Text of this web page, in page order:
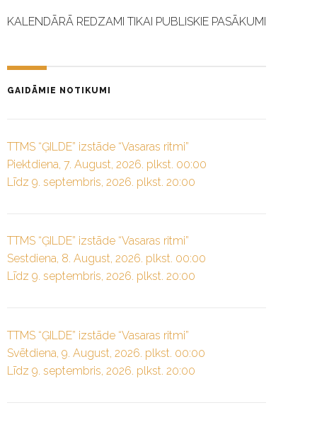
KALENDĀRĀ REDZAMI TIKAI PUBLISKIE PASĀKUMI
GAIDĀMIE NOTIKUMI
TTMS “ĢILDE” izstāde “Vasaras ritmi”
Piektdiena, 7. August, 2026. plkst. 00:00
Līdz 9. septembris, 2026. plkst. 20:00
TTMS “ĢILDE” izstāde “Vasaras ritmi”
Sestdiena, 8. August, 2026. plkst. 00:00
Līdz 9. septembris, 2026. plkst. 20:00
TTMS “ĢILDE” izstāde “Vasaras ritmi”
Svētdiena, 9. August, 2026. plkst. 00:00
Līdz 9. septembris, 2026. plkst. 20:00